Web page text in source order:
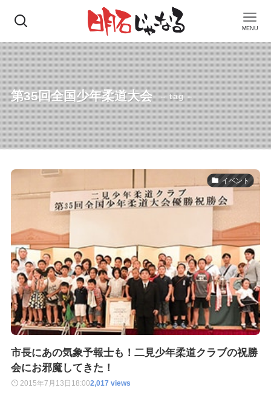
MENU
第35回全国少年柔道大会 – tag –
イベント
市長にあの気象予報士も！二見少年柔道クラブの祝勝
会にお邪魔してきた！
2015年7月13日 18:002,017 views